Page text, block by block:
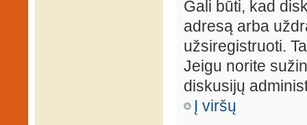
Gali būti, kad
adresą arba
užsiregistruoti.
Jeigu norite
diskusijų
Į viršų